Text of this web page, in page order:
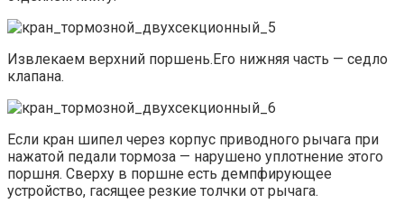
Извлекаем верхний поршень.Его нижняя часть — седло
клапана.
Если кран шипел через корпус приводного рычага при
нажатой педали тормоза — нарушено уплотнение этого
поршня. Сверху в поршне есть демпфирующее
устройство, гасящее резкие толчки от рычага.